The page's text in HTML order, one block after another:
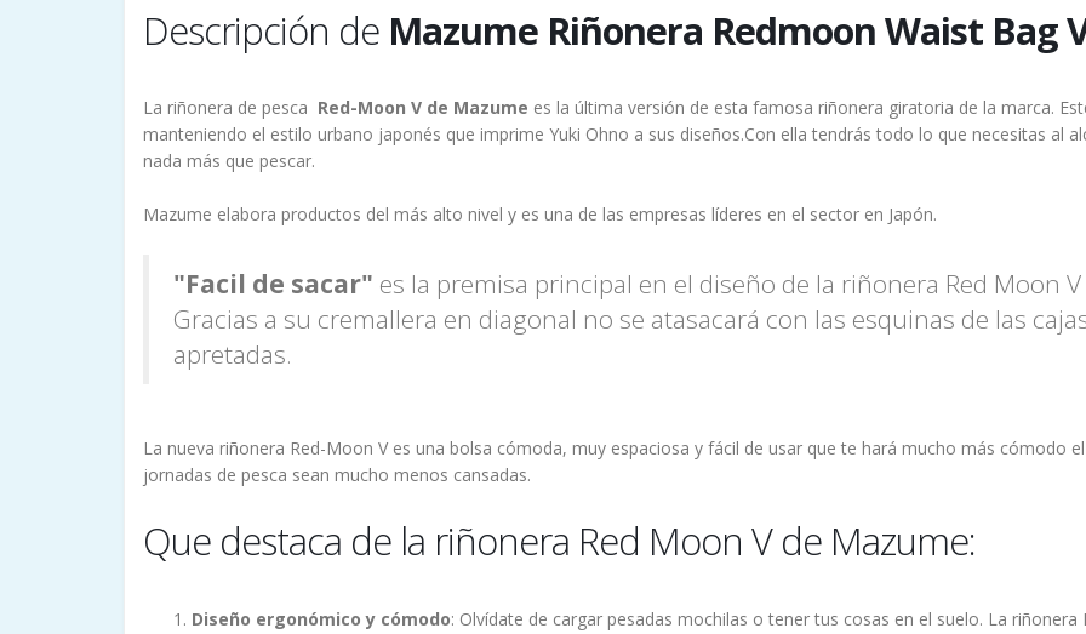
Descripción de Mazume Riñonera Redmoon Waist Bag
La riñonera de pesca Red-Moon V de Mazume es la última versión de esta famosa riñonera giratoria de la marca.
manteniendo el estilo urbano japonés que imprime Yuki Ohno a sus diseños.Con ella tendrás todo lo que necesitas al
nada más que pescar.
Mazume elabora productos del más alto nivel y es una de las empresas líderes en el sector en Japón.
"Facil de sacar" es la premisa principal en el diseño de la riñonera Red Moon
Gracias a su cremallera en diagonal no se atasacará con las esquinas de las
apretadas.
La nueva riñonera Red-Moon V es una bolsa cómoda, muy espaciosa y fácil de usar que te hará mucho más cómodo
jornadas de pesca sean mucho menos cansadas.
Que destaca de la riñonera Red Moon V de Mazume:
Diseño ergonómico y cómodo: Olvídate de cargar pesadas mochilas o tener tus cosas en el suelo. La